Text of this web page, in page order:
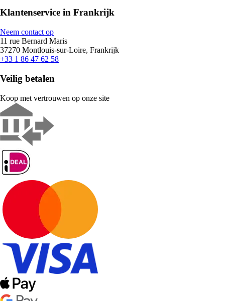
Klantenservice in Frankrijk
Neem contact op
11 rue Bernard Maris
37270 Montlouis-sur-Loire, Frankrijk
+33 1 86 47 62 58
Veilig betalen
Koop met vertrouwen op onze site